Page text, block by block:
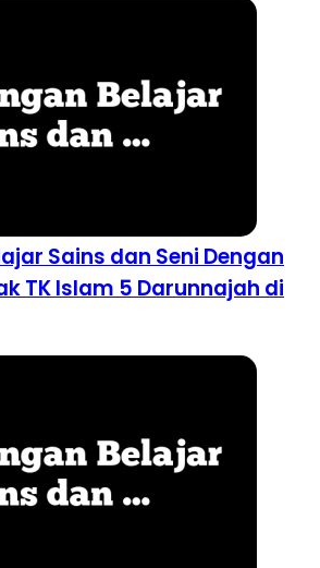
Sains dan Seni Dengan
TK Islam 5 Darunnajah di